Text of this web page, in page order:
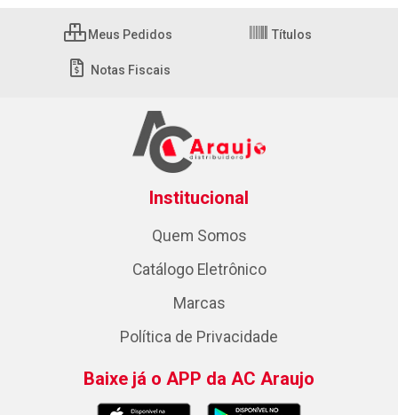
Meus Pedidos Títulos
Notas Fiscais
Institucional
Quem Somos
Catálogo Eletrônico
Marcas
Política de Privacidade
Baixe já o APP da AC Araujo